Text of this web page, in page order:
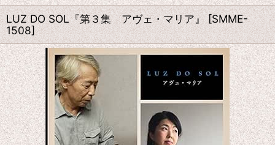
LUZ DO SOL『第３集 アヴェ・マリア』 [SMME-
1508]